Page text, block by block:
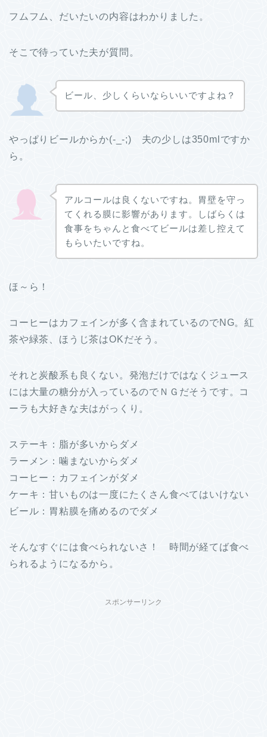
フムフム、だいたいの内容はわかりました。
そこで待っていた夫が質問。
ビール、少しくらいならいいですよね？
やっぱりビールからか(-_-;) 夫の少しは350mlですか
ら。
アルコールは良くないですね。胃壁を守っ
てくれる膜に影響があります。しばらくは
食事をちゃんと食べてビールは差し控えて
もらいたいですね。
ほ～ら！
コーヒーはカフェインが多く含まれているのでNG。紅
茶や緑茶、ほうじ茶はOKだそう。
それと炭酸系も良くない。発泡だけではなくジュース
には大量の糖分が入っているのでＮＧだそうです。コ
ーラも大好きな夫はがっくり。
ステーキ：脂が多いからダメ
ラーメン：噛まないからダメ
コーヒー：カフェインがダメ
ケーキ：甘いものは一度にたくさん食べてはいけない
ビール：胃粘膜を痛めるのでダメ
そんなすぐには食べられないさ！ 時間が経てば食べ
られるようになるから。
スポンサーリンク